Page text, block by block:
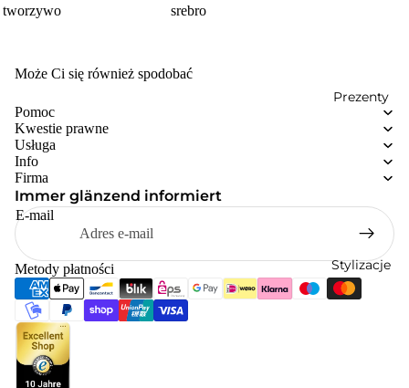
Prezenty
Stylizacje
tworzywo
srebro
Może Ci się również spodobać
Pomoc
Kwestie prawne
Usługa
Info
Firma
Immer glänzend informiert
E-mail
Metody płatności